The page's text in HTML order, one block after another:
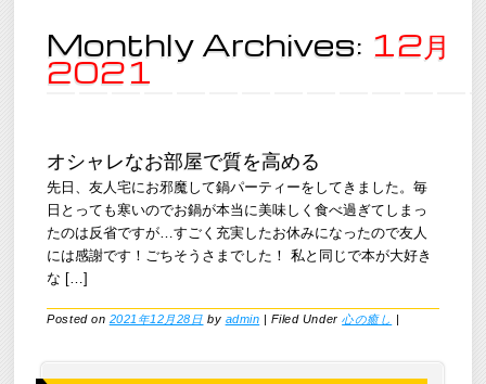
Monthly Archives: 12月
2021
オシャレなお部屋で質を高める
先日、友人宅にお邪魔して鍋パーティーをしてきました。毎
日とっても寒いのでお鍋が本当に美味しく食べ過ぎてしまっ
たのは反省ですが…すごく充実したお休みになったので友人
には感謝です！ごちそうさまでした！ 私と同じで本が大好き
な […]
Posted on 2021年12月28日 by admin | Filed Under心の癒し |